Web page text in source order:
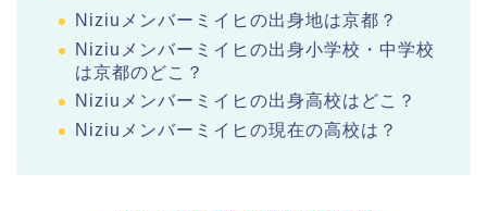
Niziuメンバーミイヒの出身地は京都？
Niziuメンバーミイヒの出身小学校・中学校
は京都のどこ？
Niziuメンバーミイヒの出身高校はどこ？
Niziuメンバーミイヒの現在の高校は？